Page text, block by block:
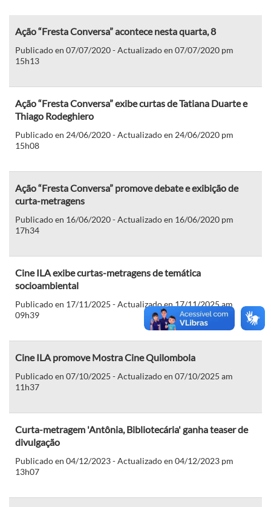
Ação “Fresta Conversa” acontece nesta quarta, 8
Publicado en 07/07/2020 - Actualizado en 07/07/2020 pm
15h13
Ação “Fresta Conversa” exibe curtas de Tatiana Duarte e
Thiago Rodeghiero
Publicado en 24/06/2020 - Actualizado en 24/06/2020 pm
15h08
Ação “Fresta Conversa” promove debate e exibição de
curta-metragens
Publicado en 16/06/2020 - Actualizado en 16/06/2020 pm
17h34
Cine ILA exibe curtas-metragens de temática
socioambiental
Publicado en 17/11/2025 - Actualizado en 17/11/2025 am
09h39
Cine ILA promove Mostra Cine Quilombola
Publicado en 07/10/2025 - Actualizado en 07/10/2025 am
11h37
Curta-metragem 'Antônia, Bibliotecária' ganha teaser de
divulgação
Publicado en 04/12/2023 - Actualizado en 04/12/2023 pm
13h07